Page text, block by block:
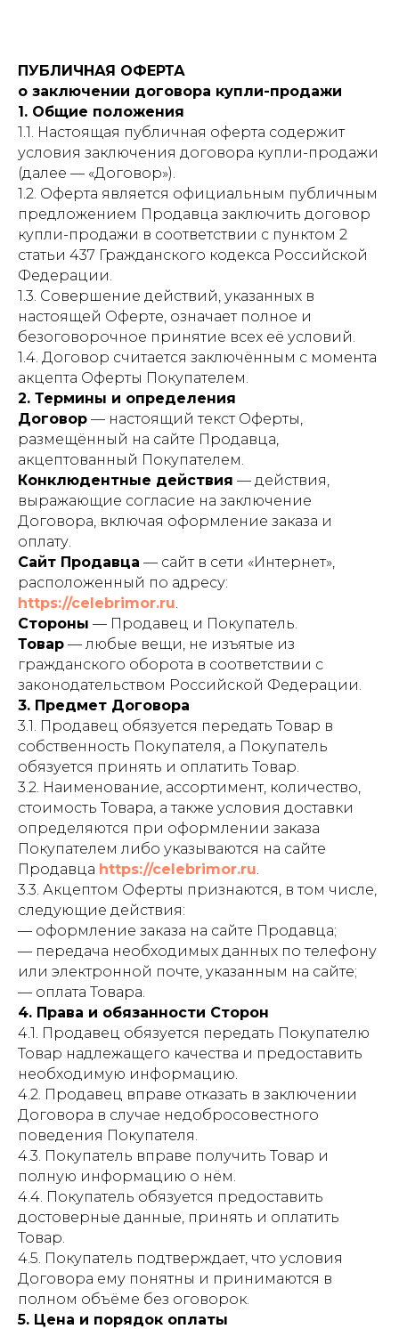
ПУБЛИЧНАЯ ОФЕРТА
о заключении договора купли-продажи
1. Общие положения
1.1. Настоящая публичная оферта содержит
условия заключения договора купли-продажи
(далее — «Договор»).
1.2. Оферта является официальным публичным
предложением Продавца заключить договор
купли-продажи в соответствии с пунктом 2
статьи 437 Гражданского кодекса Российской
Федерации.
1.3. Совершение действий, указанных в
настоящей Оферте, означает полное и
безоговорочное принятие всех её условий.
1.4. Договор считается заключённым с момента
акцепта Оферты Покупателем.
2. Термины и определения
Договор — настоящий текст Оферты,
размещённый на сайте Продавца,
акцептованный Покупателем.
Конклюдентные действия — действия,
выражающие согласие на заключение
Договора, включая оформление заказа и
оплату.
Сайт Продавца — сайт в сети «Интернет»,
расположенный по адресу:
https://celebrimor.ru.
Стороны — Продавец и Покупатель.
Товар — любые вещи, не изъятые из
гражданского оборота в соответствии с
законодательством Российской Федерации.
3. Предмет Договора
3.1. Продавец обязуется передать Товар в
собственность Покупателя, а Покупатель
обязуется принять и оплатить Товар.
3.2. Наименование, ассортимент, количество,
стоимость Товара, а также условия доставки
определяются при оформлении заказа
Покупателем либо указываются на сайте
Продавца https://celebrimor.ru.
3.3. Акцептом Оферты признаются, в том числе,
следующие действия:
— оформление заказа на сайте Продавца;
— передача необходимых данных по телефону
или электронной почте, указанным на сайте;
— оплата Товара.
4. Права и обязанности Сторон
4.1. Продавец обязуется передать Покупателю
Товар надлежащего качества и предоставить
необходимую информацию.
4.2. Продавец вправе отказать в заключении
Договора в случае недобросовестного
поведения Покупателя.
4.3. Покупатель вправе получить Товар и
полную информацию о нём.
4.4. Покупатель обязуется предоставить
достоверные данные, принять и оплатить
Товар.
4.5. Покупатель подтверждает, что условия
Договора ему понятны и принимаются в
полном объёме без оговорок.
5. Цена и порядок оплаты